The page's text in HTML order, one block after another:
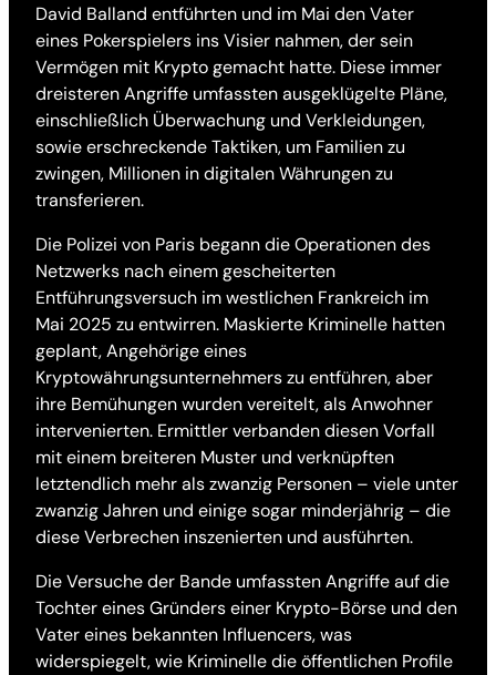
David Balland entführten und im Mai den Vater
eines Pokerspielers ins Visier nahmen, der sein
Vermögen mit Krypto gemacht hatte. Diese immer
dreisteren Angriffe umfassten ausgeklügelte Pläne,
einschließlich Überwachung und Verkleidungen,
sowie erschreckende Taktiken, um Familien zu
zwingen, Millionen in digitalen Währungen zu
transferieren.
Die Polizei von Paris begann die Operationen des
Netzwerks nach einem gescheiterten
Entführungsversuch im westlichen Frankreich im
Mai 2025 zu entwirren. Maskierte Kriminelle hatten
geplant, Angehörige eines
Kryptowährungsunternehmers zu entführen, aber
ihre Bemühungen wurden vereitelt, als Anwohner
intervenierten. Ermittler verbanden diesen Vorfall
mit einem breiteren Muster und verknüpften
letztendlich mehr als zwanzig Personen – viele unter
zwanzig Jahren und einige sogar minderjährig – die
diese Verbrechen inszenierten und ausführten.
Die Versuche der Bande umfassten Angriffe auf die
Tochter eines Gründers einer Krypto-Börse und den
Vater eines bekannten Influencers, was
widerspiegelt, wie Kriminelle die öffentlichen Profile